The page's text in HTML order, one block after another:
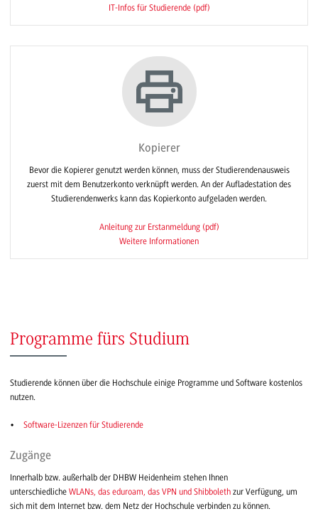
IT-Infos für Studierende (pdf)
Kopierer
Bevor die Kopierer genutzt werden können, muss der Studierendenausweis
zuerst mit dem Benutzerkonto verknüpft werden. An der Aufladestation des
Studierendenwerks kann das Kopierkonto aufgeladen werden.
Anleitung zur Erstanmeldung (pdf)
Weitere Informationen
Programme fürs Studium
Studierende können über die Hochschule einige Programme und Software kostenlos
nutzen.
Software-Lizenzen für Studierende
Zugänge
Innerhalb bzw. außerhalb der DHBW Heidenheim stehen Ihnen
unterschiedliche WLANs, das eduroam, das VPN und Shibboleth zur Verfügung, um
sich mit dem Internet bzw. dem Netz der Hochschule verbinden zu können.